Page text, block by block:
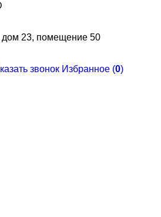
дом 23, помещение 50
звонок Избранное (0)